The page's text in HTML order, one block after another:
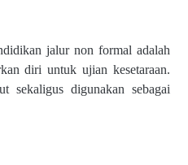
jalur non formal adalah
diri untuk ujian kesetaraan.
sekaligus digunakan sebagai